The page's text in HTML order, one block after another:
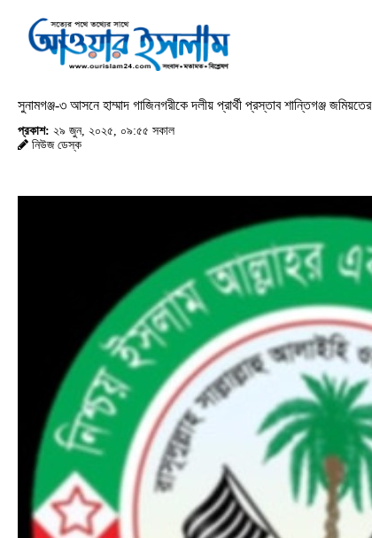
সুনামগঞ্জ-৩ আসনে হাম্মাদ গাজিনগরীকে দলীয় প্রার্থী প্রস্তাব শান্তিগঞ্জ জমিয়তের
প্রকাশ: ২৯ জুন, ২০২৫, ০৯:৫৫ সকাল
নিউজ ডেস্ক